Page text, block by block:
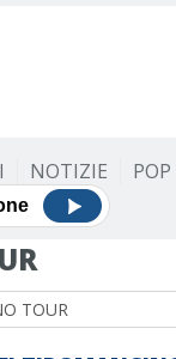
NOTIZIE POP
TOUR